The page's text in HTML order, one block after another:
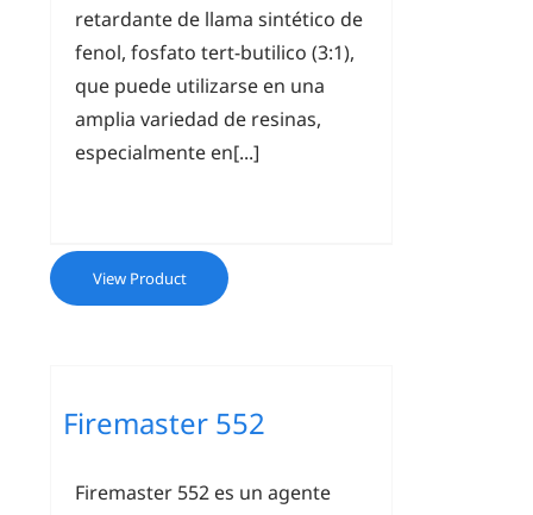
retardante de llama sintético de
fenol, fosfato tert-butilico (3:1),
que puede utilizarse en una
amplia variedad de resinas,
especialmente en[...]
View Product
Firemaster 552
Firemaster 552 es un agente